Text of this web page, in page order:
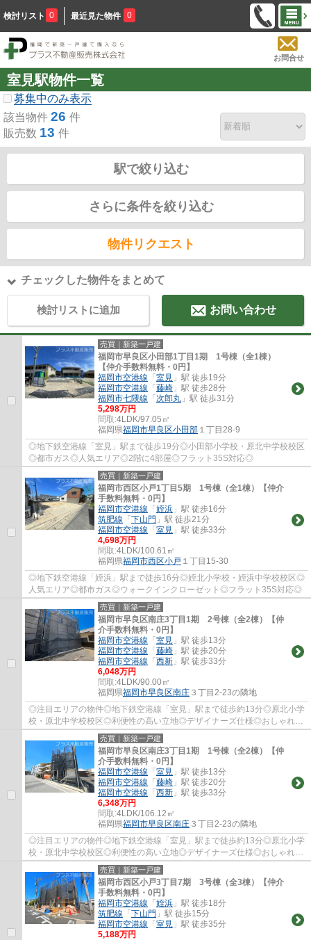
検討リスト 0 最近見た物件 0
お問合せ
室見駅物件一覧
募集中のみ表示
該当物件 26 件
販売数 13 件
駅で絞り込む
さらに条件を絞り込む
物件リクエスト
チェックした物件をまとめて
検討リストに追加 お問い合わせ
売買｜新築一戸建
福岡市早良区小田部1丁目1期 1号棟（全1棟）
【仲介手数料無料・0円】
福岡市空港線 「 室見 」駅 徒歩19分
福岡市空港線 「 藤崎 」駅 徒歩28分
福岡市七隈線 「 次郎丸 」駅 徒歩31分
5,298万円
間取:4LDK/97.05㎡
福岡県福岡市早良区小田部 １丁目28-9
◎地下鉄空港線「室見」駅まで徒歩19分◎小田部小学校・原北中学校校区
◎都市ガス◎人気エリア◎2階に4部屋◎フラット35S対応◎
売買｜新築一戸建
福岡市西区小戸1丁目5期 1号棟（全1棟）【仲介
手数料無料・0円】
福岡市空港線 「 姪浜 」駅 徒歩16分
筑肥線 「 下山門 」駅 徒歩21分
福岡市空港線 「 室見 」駅 徒歩33分
4,698万円
間取:4LDK/100.61㎡
福岡県福岡市西区小戸 １丁目15-30
◎地下鉄空港線「姪浜」駅まで徒歩16分◎姪北小学校・姪浜中学校校区◎
人気エリア◎都市ガス◎ウォークインクローゼット◎フラット35S対応◎
売買｜新築一戸建
福岡市早良区南庄3丁目1期 2号棟（全2棟）【仲
介手数料無料・0円】
福岡市空港線 「 室見 」駅 徒歩13分
福岡市空港線 「 藤崎 」駅 徒歩20分
福岡市空港線 「 西新 」駅 徒歩33分
6,048万円
間取:4LDK/90.00㎡
福岡県福岡市早良区南庄 ３丁目2-23の隣地
◎注目エリアの物件◎地下鉄空港線「室見」駅まで徒歩約13分◎原北小学
校・原北中学校校区◎利便性の高い立地◎デザイナーズ仕様◎おしゃれな
外観◎フラット35S対応◎
売買｜新築一戸建
福岡市早良区南庄3丁目1期 1号棟（全2棟）【仲
介手数料無料・0円】
福岡市空港線 「 室見 」駅 徒歩13分
福岡市空港線 「 藤崎 」駅 徒歩20分
福岡市空港線 「 西新 」駅 徒歩33分
6,348万円
間取:4LDK/106.12㎡
福岡県福岡市早良区南庄 ３丁目2-23の隣地
◎注目エリアの物件◎地下鉄空港線「室見」駅まで徒歩約13分◎原北小学
校・原北中学校校区◎利便性の高い立地◎デザイナーズ仕様◎おしゃれな
外観◎フラット35S対応◎
売買｜新築一戸建
福岡市西区小戸3丁目7期 3号棟（全3棟）【仲介
手数料無料・0円】
福岡市空港線 「 姪浜 」駅 徒歩18分
筑肥線 「 下山門 」駅 徒歩15分
福岡市空港線 「 室見 」駅 徒歩35分
5,188万円